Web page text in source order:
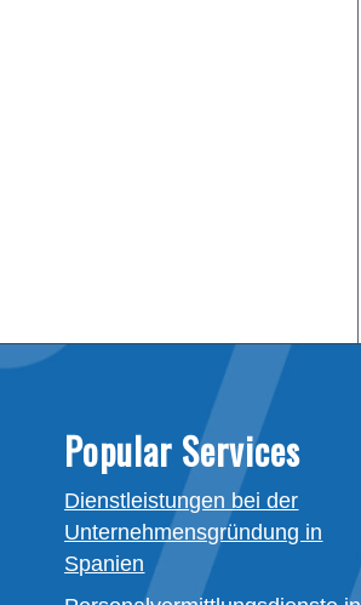
Popular Services
Dienstleistungen bei der
Unternehmensgründung in
Spanien